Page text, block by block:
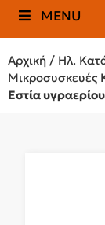
MENU
Αρχική / Ηλ.
Μικροσυσκευές
Εστία